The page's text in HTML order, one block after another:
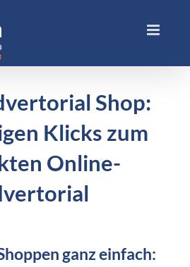
Shop:
Klicks zum
Online-
ganz einfach: